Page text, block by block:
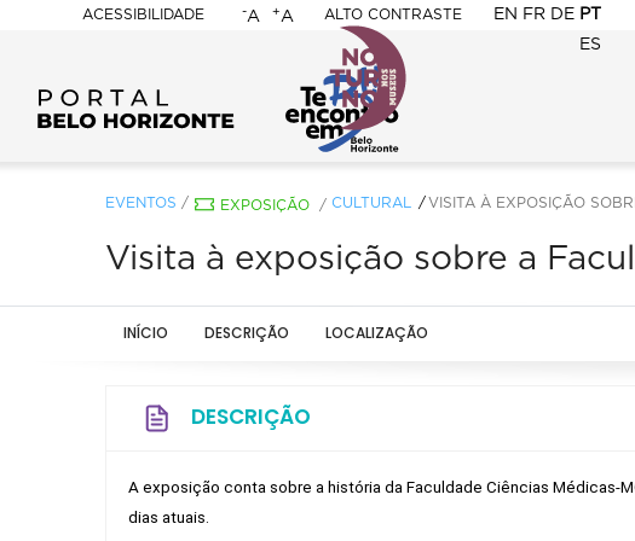
ACESSIBILIDADE
BELO
HORIZONTE
-A +A ALTO CONTRASTE EN FR DE PT
ES
EVENTOS / EXPOSIÇÃO / CULTURAL VISITA À EXPOSIÇÃO
Visita à exposição sobre a
INÍCIO DESCRIÇÃO LOCALIZAÇÃO
DESCRIÇÃO
A exposição conta sobre a história da Faculdade Ciências Médicas-
dias atuais.